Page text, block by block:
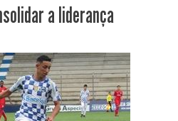
a liderança